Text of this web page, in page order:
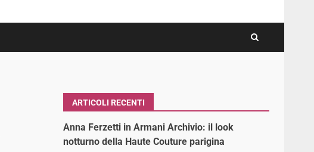
ARTICOLI RECENTI
Anna Ferzetti in Armani Archivio: il look
notturno della Haute Couture parigina